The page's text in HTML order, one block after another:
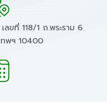
ลขที่ 118/1 ถ.พระราม 6
พฯ 10400